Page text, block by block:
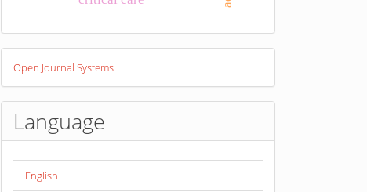
Developed
ByOpen Journal Systems
Language
English